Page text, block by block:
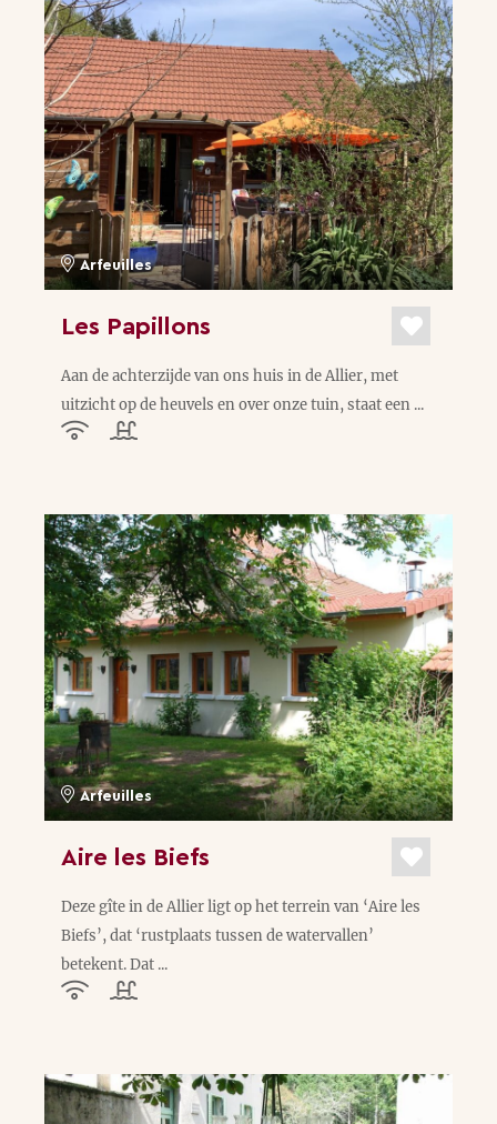
Arfeuilles
Les Papillons
Aan de achterzijde van ons huis in de Allier, met
uitzicht op de heuvels en over onze tuin, staat een ...
Arfeuilles
Aire les Biefs
Deze gîte in de Allier ligt op het terrein van ‘Aire les
Biefs’, dat ‘rustplaats tussen de watervallen’
betekent. Dat ...